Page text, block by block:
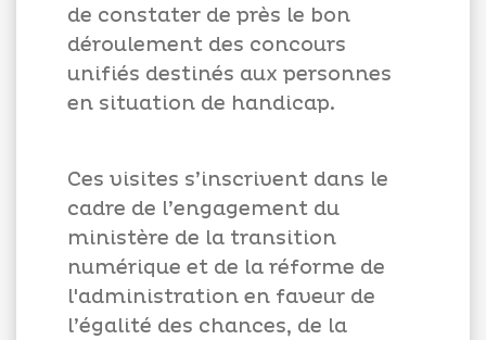
de constater de près le bon
déroulement des concours
unifiés destinés aux personnes
en situation de handicap.
Ces visites s’inscrivent dans le
cadre de l’engagement du
ministère de la transition
numérique et de la réforme de
l'administration en faveur de
l’égalité des chances, de la